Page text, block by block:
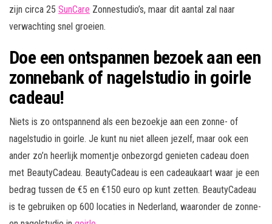
zijn circa 25 SunCare Zonnestudio’s, maar dit aantal zal naar
verwachting snel groeien.
Doe een ontspannen bezoek aan een
zonnebank of nagelstudio in goirle
cadeau!
Niets is zo ontspannend als een bezoekje aan een zonne- of
nagelstudio in goirle. Je kunt nu niet alleen jezelf, maar ook een
ander zo’n heerlijk momentje onbezorgd genieten cadeau doen
met BeautyCadeau. BeautyCadeau is een cadeaukaart waar je een
bedrag tussen de €5 en €150 euro op kunt zetten. BeautyCadeau
is te gebruiken op 600 locaties in Nederland, waaronder de zonne-